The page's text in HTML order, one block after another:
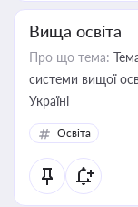
Вища освіта
Про що тема:
системи вищої
Україні
Освіта